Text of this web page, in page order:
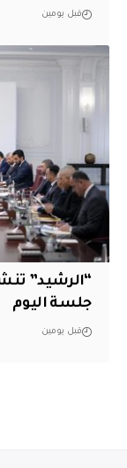
قبل يومين
“الرشيد”
جلسة اليوم
قبل يومين